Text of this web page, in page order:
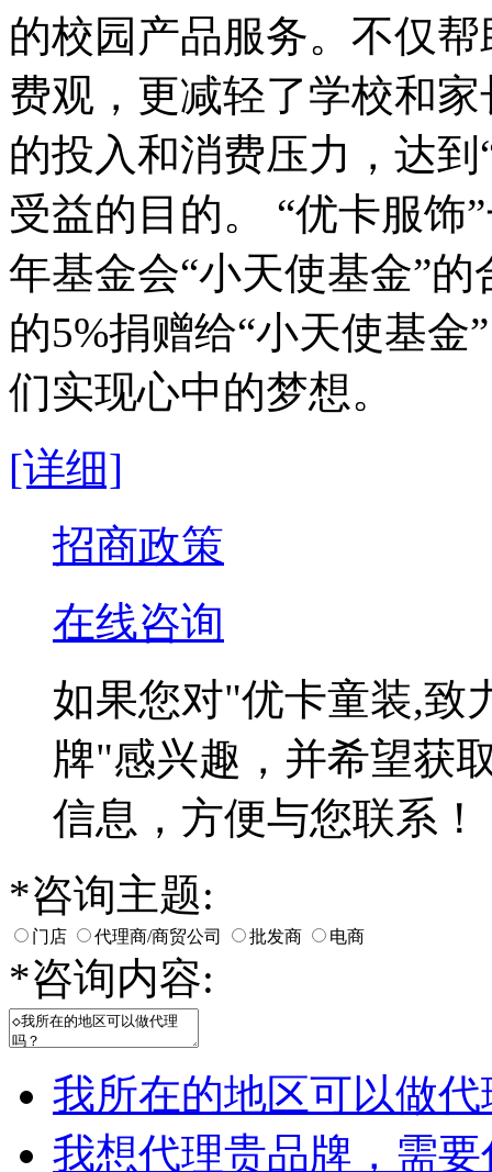
的校园产品服务。不仅
费观，更减轻了学校和
的投入和消费压力，达
受益的目的。 “优卡服饰
年基金会“小天使基金”
的5%捐赠给“小天使基
们实现心中的梦想。
[详细]
招商政策
在线咨询
如果您对"优卡童装,致
牌"感兴趣，并希望获
信息，方便与您联系！
*咨询主题:
门店 代理商/商贸公司 批发商 电商
*咨询内容:
我所在的地区可以做
我想代理贵品牌，需